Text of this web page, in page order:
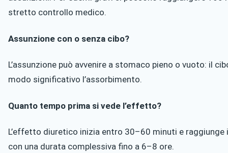
stretto controllo medico.
Assunzione con o senza cibo?
L’assunzione può avvenire a stomaco pieno o vuoto: il
modo significativo l’assorbimento.
Quanto tempo prima si vede l’effetto?
L’effetto diuretico inizia entro 30–60 minuti e raggiunge
con una durata complessiva fino a 6–8 ore.